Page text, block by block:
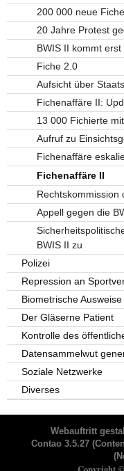
200 000 neue
20 Jahre Protest
BWIS II kommt
Fiche 2.0
Aufsicht über
Fichenaffäre II:
13 000 Fichierte
Aufruf zu
Fichenaffäre
Fichenaffäre II
Rechtskommission
Appell gegen die
BWIS II zu
Polizei
Repression an
Biometrische
Der Gläserne Patient
Kontrolle des
Datensammelwut
Soziale Netzwerke
Diverses
Webauftritt
Contao 3.5.27